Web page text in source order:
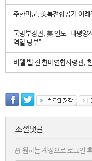
주한미군, 美특전항공기 이
국방부장관, 美 인도-태평양
역할 당부”
버웰 벨 전 한미연합사령관,
소셜댓글
원하는 계정으로 로그인